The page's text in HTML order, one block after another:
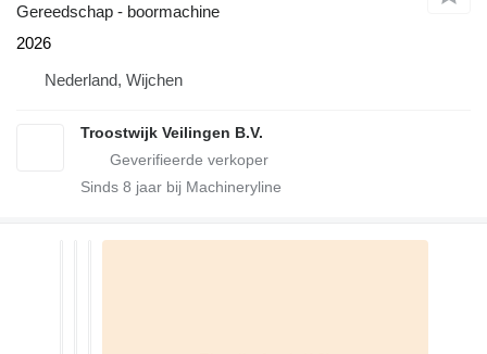
Gereedschap - boormachine
2026
Nederland, Wijchen
Troostwijk Veilingen B.V.
Sinds 8 jaar bij Machineryline